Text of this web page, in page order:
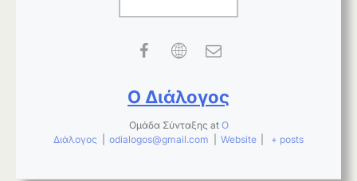
Ο Διάλογος
Ομάδα Σύνταξης at Ο
Διάλογος
odialogos@gmail.com Website + posts